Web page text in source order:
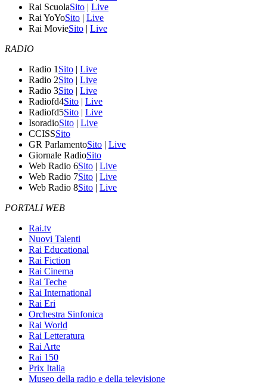
Rai ScuolaSito | Live
Rai YoYoSito | Live
Rai MovieSito | Live
RADIO
Radio 1 Sito | Live
Radio 2Sito | Live
Radio 3Sito | Live
Radiofd4Sito | Live
Radiofd5Sito | Live
IsoradioSito | Live
CCISSSito
GR ParlamentoSito | Live
Giornale RadioSito
Web Radio 6Sito | Live
Web Radio 7Sito | Live
Web Radio 8Sito | Live
PORTALI WEB
Rai.tv
Nuovi Talenti
Rai Educational
Rai Fiction
Rai Cinema
Rai Teche
Rai International
Rai Eri
Orchestra Sinfonica
Rai World
Rai Letteratura
Rai Arte
Rai 150
Prix Italia
Museo della radio e della televisione